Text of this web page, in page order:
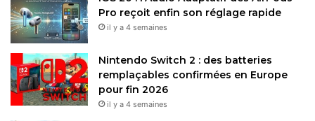
croissante des titres non anglophones, représentant un
tiers des 95 milliards d’heures visionnées au premier
L’intégration de l’IA générative dans « L’Éternaute »
pourrait ouvrir la voie à une adoption plus large de cette
Pro reçoit enfin son réglage rapide
il y a 4 semaines
Nintendo Switch 2 : des batteries
remplaçables confirmées en Europe
pour fin 2026
il y a 4 semaines